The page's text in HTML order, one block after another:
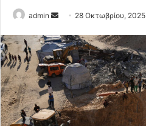
admin
Send
email
28 Οκτωβρίου, 2025